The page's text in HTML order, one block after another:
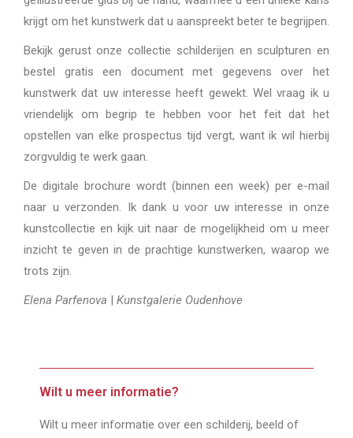
krijgt om het kunstwerk dat u aanspreekt beter te begrijpen.
Bekijk gerust onze collectie schilderijen en sculpturen en
bestel gratis een document met gegevens over het
kunstwerk dat uw interesse heeft gewekt. Wel vraag ik u
vriendelijk om begrip te hebben voor het feit dat het
opstellen van elke prospectus tijd vergt, want ik wil hierbij
zorgvuldig te werk gaan.
De digitale brochure wordt (binnen een week) per e-mail
naar u verzonden. Ik dank u voor uw interesse in onze
kunstcollectie en kijk uit naar de mogelijkheid om u meer
inzicht te geven in de prachtige kunstwerken, waarop we
trots zijn.
Elena Parfenova | Kunstgalerie Oudenhove
Wilt u meer informatie?
Wilt u meer informatie over een schilderij, beeld of